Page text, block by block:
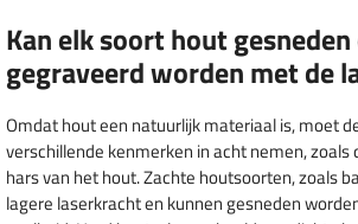
Kan elk soort hout
gegraveerd worden met de
Omdat hout een natuurlijk materiaal is, moet
verschillende kenmerken in acht nemen, zoals
hars van het hout. Zachte houtsoorten, zoals
lagere laserkracht en kunnen gesneden